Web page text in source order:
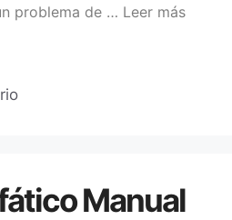
problema de … Leer más
Manual